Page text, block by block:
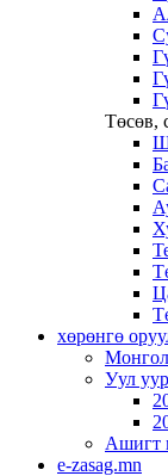
Төсөв,
хөрөнгө
Монгол
Уул
Ашигт
e-zasag.mn